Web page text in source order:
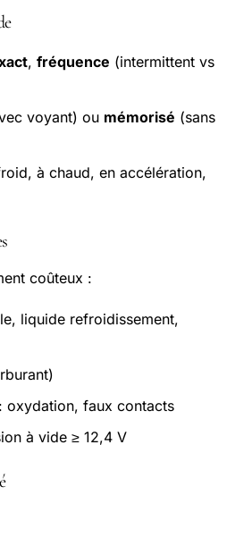
, fréquence (intermittent vs
voyant) ou mémorisé (sans
à chaud, en accélération,
coûteux :
liquide refroidissement,
oxydation, faux contacts
à vide ≥ 12,4 V